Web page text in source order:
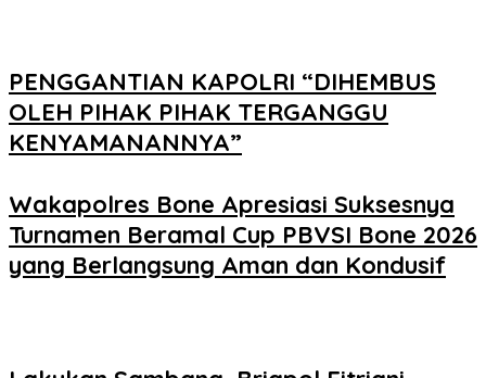
PENGGANTIAN KAPOLRI “DIHEMBUS
OLEH PIHAK PIHAK TERGANGGU
KENYAMANANNYA”
Wakapolres Bone Apresiasi Suksesnya
Turnamen Beramal Cup PBVSI Bone 2026
yang Berlangsung Aman dan Kondusif